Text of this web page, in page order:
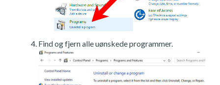
Find og fjern alle uønskede programmer.